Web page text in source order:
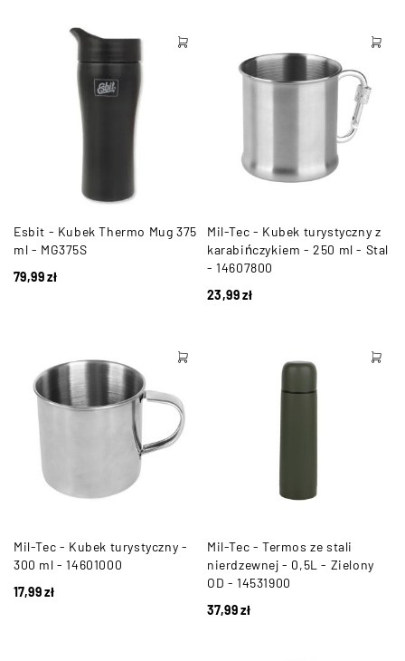
Esbit - Kubek Thermo Mug 375
ml - MG375S
79,99zł
Mil-Tec - Kubek turystyczny z
karabińczykiem - 250 ml - Stal
- 14607800
23,99zł
Mil-Tec - Kubek turystyczny -
300 ml - 14601000
17,99zł
Mil-Tec - Termos ze stali
nierdzewnej - 0,5L - Zielony
OD - 14531900
37,99zł